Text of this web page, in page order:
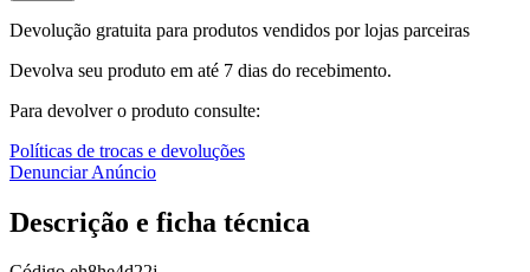
Devolução gratuita para produtos vendidos por lojas parceiras
Devolva seu produto em até 7 dias do recebimento.
Para devolver o produto consulte:
Políticas de trocas e devoluções
Denunciar Anúncio
Descrição e ficha técnica